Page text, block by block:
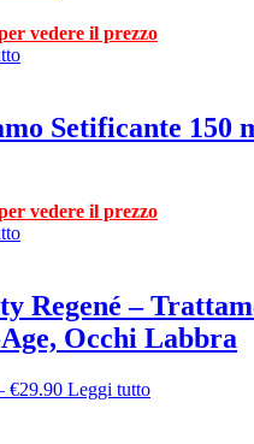
vedere il prezzo
Setificante 150
vedere il prezzo
Regené –
Occhi Labbra
€29.90 Leggi tutto